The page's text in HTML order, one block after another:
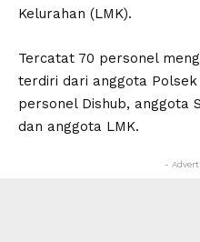
Kelurahan (LMK).
Tercatat 70 personel
terdiri dari anggota
personel Dishub, anggota
dan anggota LMK.
-